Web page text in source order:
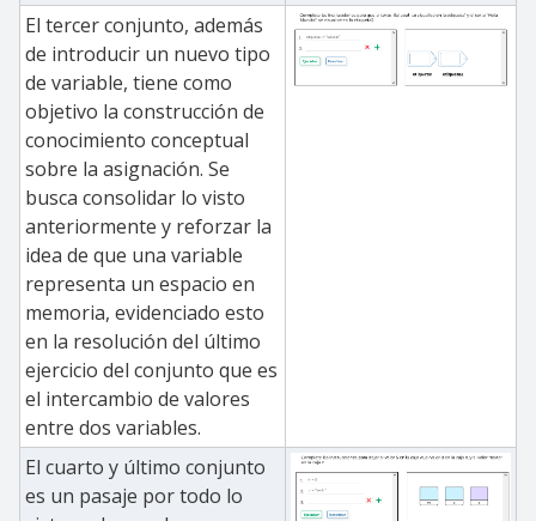
El tercer conjunto, además
de introducir un nuevo tipo
de variable, tiene como
objetivo la construcción de
conocimiento conceptual
sobre la asignación. Se
busca consolidar lo visto
anteriormente y reforzar la
idea de que una variable
representa un espacio en
memoria, evidenciado esto
en la resolución del último
ejercicio del conjunto que es
el intercambio de valores
entre dos variables.
El cuarto y último conjunto
es un pasaje por todo lo